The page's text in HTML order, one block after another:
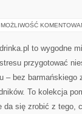
MOŻLIWOŚĆ
to wygodne
przygotować
– bez
To kolekcja
da się zrobić z tego,